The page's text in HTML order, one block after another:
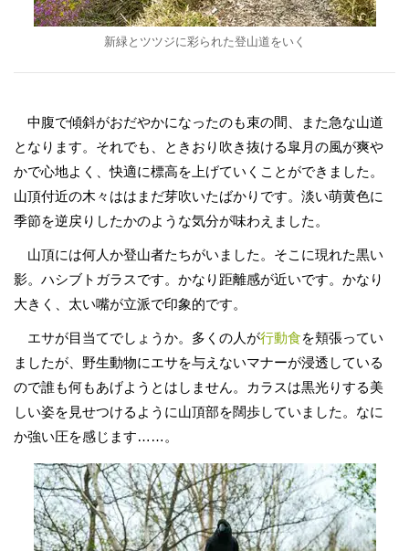
新緑とツツジに彩られた登山道をいく
中腹で傾斜がおだやかになったのも束の間、また急な山道
となります。それでも、ときおり吹き抜ける皐月の風が爽や
かで心地よく、快適に標高を上げていくことができました。
山頂付近の木々ははまだ芽吹いたばかりです。淡い萌黄色に
季節を逆戻りしたかのような気分が味わえました。
山頂には何人か登山者たちがいました。そこに現れた黒い
影。ハシブトガラスです。かなり距離感が近いです。かなり
大きく、太い嘴が立派で印象的です。
エサが目当てでしょうか。多くの人が行動食を頬張ってい
ましたが、野生動物にエサを与えないマナーが浸透している
ので誰も何もあげようとはしません。カラスは黒光りする美
しい姿を見せつけるように山頂部を闊歩していました。なに
か強い圧を感じます……。